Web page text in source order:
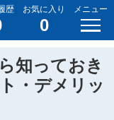
歴 お気に入り
0
メニュー
知っておき
・デメリッ